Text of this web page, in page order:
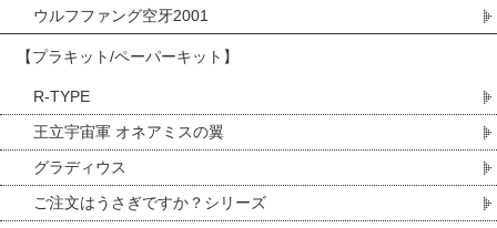
ウルフファング空牙2001
【プラキット/ペーパーキット】
R-TYPE
王立宇宙軍 オネアミスの翼
グラディウス
ご注文はうさぎですか？シリーズ